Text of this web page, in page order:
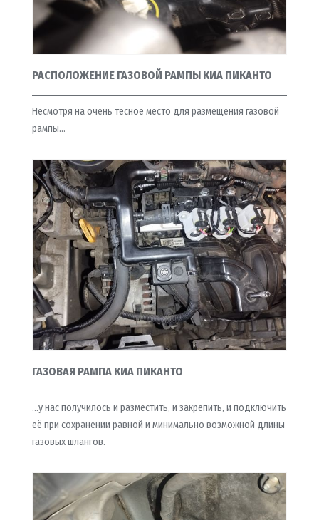
РАСПОЛОЖЕНИЕ ГАЗОВОЙ РАМПЫ КИА ПИКАНТО
Несмотря на очень тесное место для размещения газовой
рампы…
ГАЗОВАЯ РАМПА КИА ПИКАНТО
…у нас получилось и разместить, и закрепить, и подключить
её при сохранении равной и минимально возможной длины
газовых шлангов.